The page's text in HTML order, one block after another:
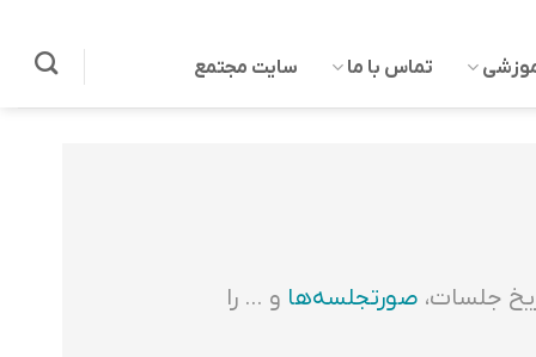
تماس با ما سایت مجتمع
جلسات، صورتجلسه‌ها و … را